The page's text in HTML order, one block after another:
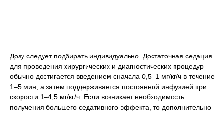
Дозу следует подбирать индивидуально. Достаточная седация
для проведения хирургических и диагностических процедур
обычно достигается введением сначала 0,5–1 мг/кг/ч в течение
1–5 мин, а затем поддерживается постоянной инфузией при
скорости 1–4,5 мг/кг/ч. Если возникает необходимость
получения большего седативного эффекта, то дополнительно